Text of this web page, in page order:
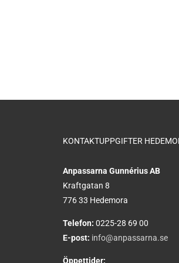
KONTAKTUPPGIFTER
Anpassarna Gunnérius AB
Kraftgatan 8
776 33 Hedemora
Telefon: 0225-28 69 00
E-post: info@anpassarna.se
Öppettider: